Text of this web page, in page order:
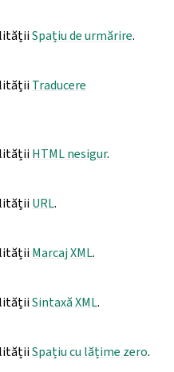
Spațiu de urmărire.
Traducere
HTML nesigur.
URL.
Marcaj XML.
Sintaxă XML.
Spațiu cu lățime zero.